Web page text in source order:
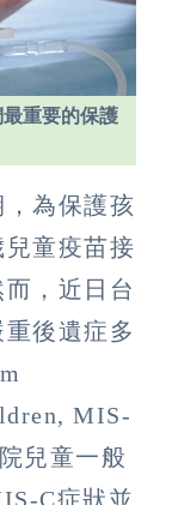
重要的保護
為保護孩
童疫苗接
，近日台
後遺症多
MIS-
兒童一般
C症狀並